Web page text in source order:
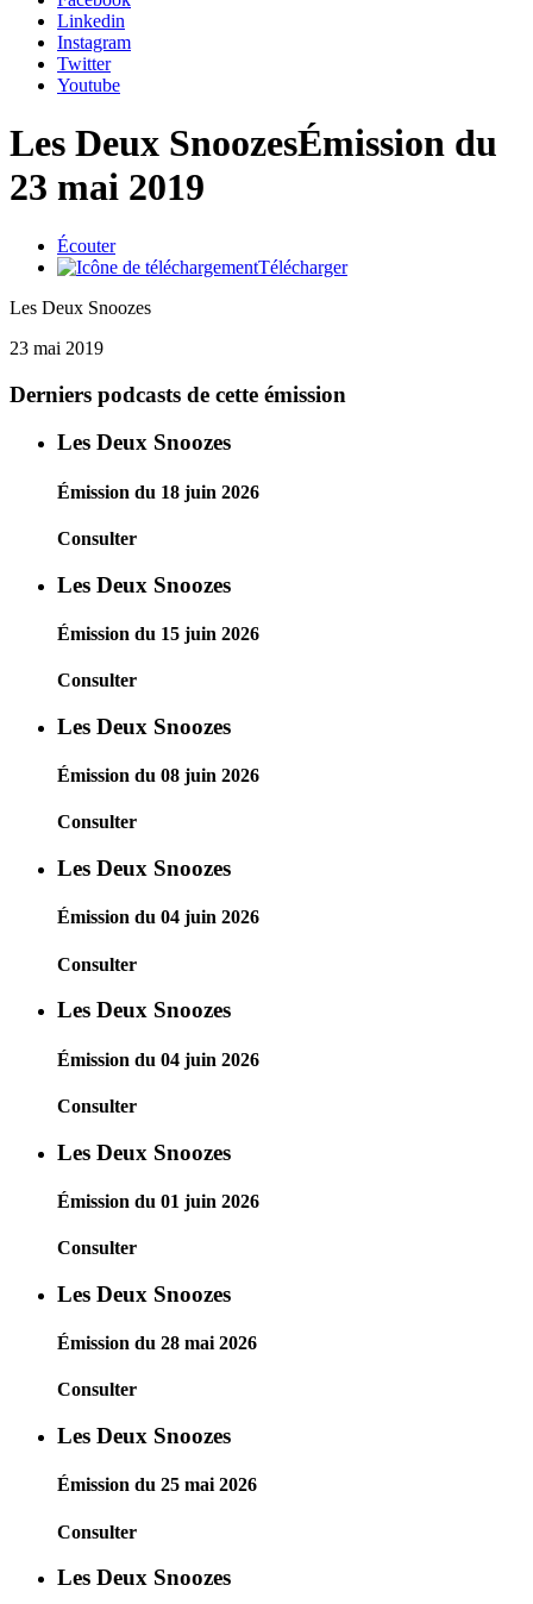
Linkedin
Instagram
Twitter
Youtube
Les Deux SnoozesÉmission du
23 mai 2019
Écouter
Télécharger
Les Deux Snoozes
23 mai 2019
Derniers podcasts de cette émission
Les Deux Snoozes
Émission du 18 juin 2026
Consulter
Les Deux Snoozes
Émission du 15 juin 2026
Consulter
Les Deux Snoozes
Émission du 08 juin 2026
Consulter
Les Deux Snoozes
Émission du 04 juin 2026
Consulter
Les Deux Snoozes
Émission du 04 juin 2026
Consulter
Les Deux Snoozes
Émission du 01 juin 2026
Consulter
Les Deux Snoozes
Émission du 28 mai 2026
Consulter
Les Deux Snoozes
Émission du 25 mai 2026
Consulter
Les Deux Snoozes